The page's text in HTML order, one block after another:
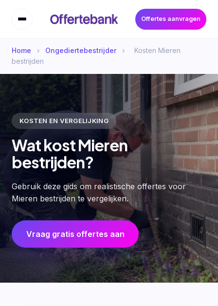
Offertes aanvragen
Home › Ongediertebestrijder ›
Kosten Mieren
bestrijden
KOSTEN EN VERGELIJKING
Wat kost Mieren
bestrijden?
Gebruik deze gids om realistische offertes voor
Mieren bestrijden te vergelijken.
Vraag gratis offertes aan